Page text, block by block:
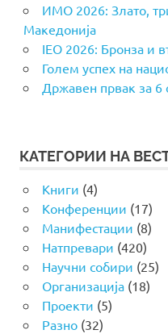
ИМО 2026: Злато,
Македонија
IEO 2026: Бронза и
Голем успех на
Државен првак за 6
КАТЕГОРИИ НА
Книги (4)
Конференции (17)
Манифестации (8)
Натпревари (420)
Научни собири (25)
Организација(18)
Проекти (5)
Разно(32)